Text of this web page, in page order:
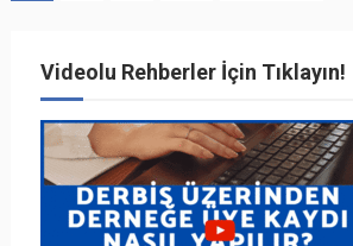
Videolu Rehberler İçin Tıklayın!